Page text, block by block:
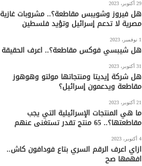
29 أكتوبر، 2023
هل فيروز وشويبس مقاطعة؟.. مشروبات غازية
مصرية لا تدعم إسرائيل وتؤيد فلسطين
1 نوفمبر، 2023
هل شيبسي فوكس مقاطعة؟.. اعرف الحقيقة
31 أكتوبر، 2023
هل شركة إيديتا ومنتجاتها مولتو وهوهوز
مقاطعة ويدعمون إسرائيل؟
21 أكتوبر، 2023
ما هي المنتجات الإسرائيلية التي يجب
مقاطعتها؟.. 65 منتج تقدر تستغنى عنهم
4 أكتوبر، 2023
ازاي اعرف الرقم السري بتاع فودافون كاش..
افهمها صح